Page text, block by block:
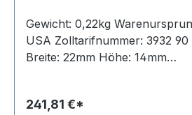
Gewicht: 0,22kg
USA Zolltarifnummer: 3932 90
Breite: 22mm Höhe: 14mm
Drives Ausführung: ohne
241,81 €*